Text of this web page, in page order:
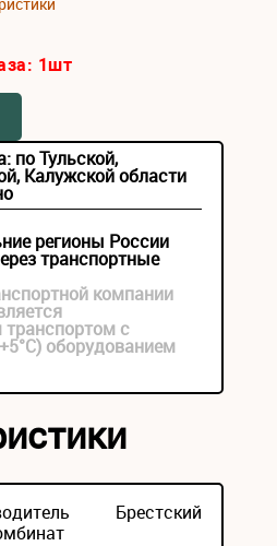
1шт
по Тульской,
Калужской области
регионы России
транспортные
компании
транспортом с
оборудованием
Брестский